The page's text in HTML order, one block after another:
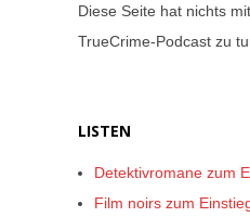
Diese Seite hat nichts
TrueCrime-Podcast zu
LISTEN
Detektivromane zum
Film noirs zum